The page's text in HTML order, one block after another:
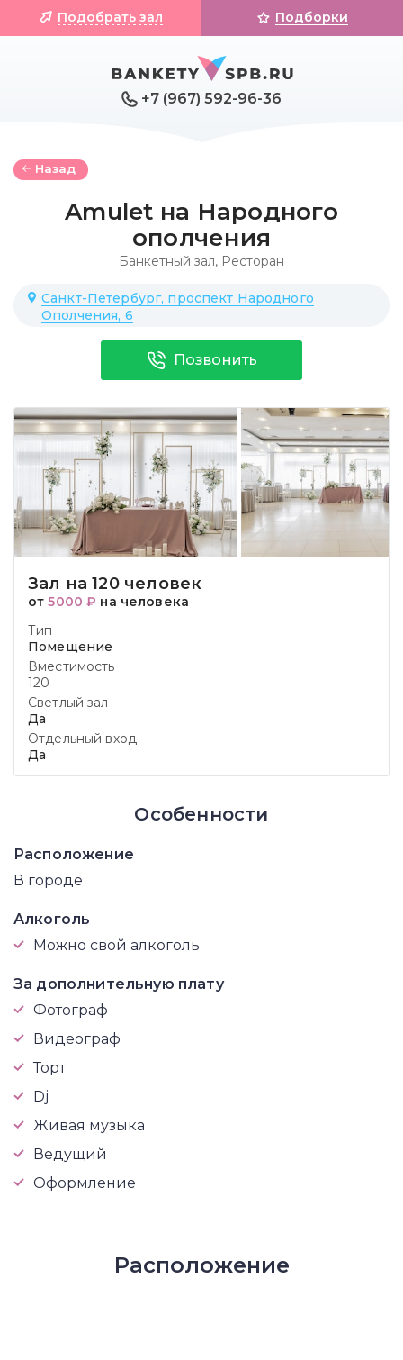
+7 (967) 592-96-36
Подобрать зал Подборки
Назад
Amulet на Народного
ополчения
Банкетный зал, Ресторан
Санкт-Петербург, проспект Народного
Ополчения, 6
Позвонить
Зал на 120 человек
от5000 ₽ на человека
Тип
Помещение
Вместимость
120
Светлый зал
Да
Отдельный вход
Да
Особенности
Расположение
В городе
Алкоголь
Можно свой алкоголь
За дополнительную плату
Фотограф
Видеограф
Торт
Dj
Живая музыка
Ведущий
Оформление
Расположение